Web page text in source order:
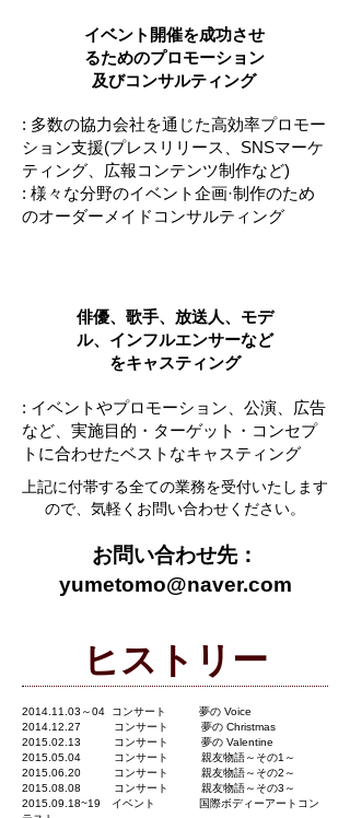
イベント開催を成功させ
るためのプロモーション
及びコンサルティング
: 多数の協力会社を通じた高効率プロモー
ション支援(プレスリリース、SNSマーケ
ティング、広報コンテンツ制作など)
: 様々な分野のイベント企画·制作のため
のオーダーメイドコンサルティング
俳優、歌手、放送人、モデ
ル、インフルエンサーなど
をキャスティング
: イベントやプロモーション、公演、広告
など、実施目的・ターゲット・コンセプ
トに合わせたベストなキャスティング
上記に付帯する全ての業務を受付いたします
ので、気軽くお問い合わせください。
お問い合わせ先：
yumetomo@naver.com
ヒストリー
2014.11.03 ～04 コンサート 夢の Voice
2014.12.27 コンサート 夢の Christmas
2015.02.13 コンサート 夢の Valentine
2015.05.04 コンサート 親友物語～その1～
2015.06.20 コンサート 親友物語～その2～
2015.08.08 コンサート 親友物語～その3～
2015.09.18~19 イベント 国際ボディーアートコン